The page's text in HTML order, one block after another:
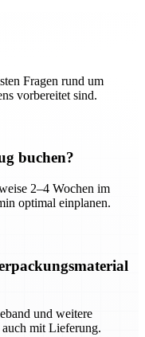
Fragen rund um
vorbereitet sind.
buchen?
2–4 Wochen im
optimal einplanen.
und weitere
mit Lieferung.